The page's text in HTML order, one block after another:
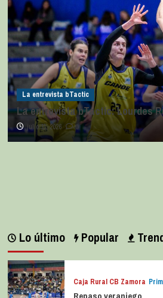
La entrevista bTactic
La entrevista bTactic: Lourdes
julio 11, 2026 0
Lo último Popular
Caja Rural CB Zamora